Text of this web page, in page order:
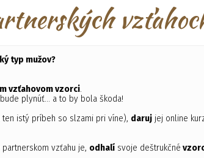
typ mužov?
vzťahovom vzorci.
plynúť... a to by bola škoda!
istý príbeh so slzami pri víne), daruj jej online
partnerskom vzťahu je, odhalí svoje deštrukčné